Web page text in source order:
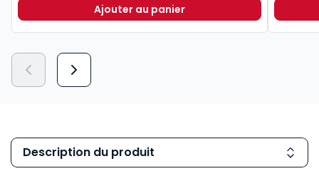
Ajouter au panierLexique des termes juridiques
Description du produit